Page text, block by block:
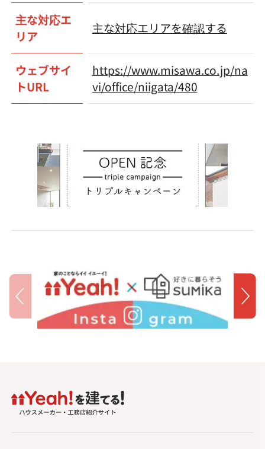
主な対応エ
リア
主な対応エリアを確認する
ウェブサイ
トURL
https://www.misawa.co.jp/na
vi/office/niigata/480